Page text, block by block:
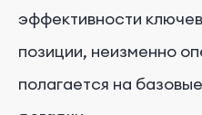
эффективности
позиции, неизменно
полагается на